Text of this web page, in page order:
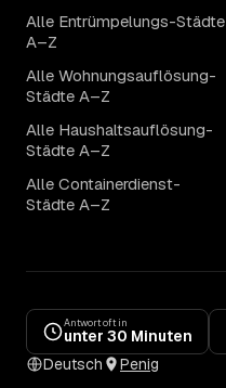
Alle Entrümpelungs-Städte
A–Z
Alle Wohnungsauflösung-
Städte A–Z
Alle Haushaltsauflösung-
Städte A–Z
Alle Containerdienst-
Städte A–Z
Antwort oft in
unter 30 Minuten
Deutsch
Penig